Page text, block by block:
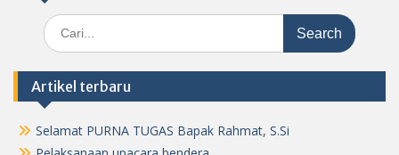
Search
for:
Artikel terbaru
Selamat PURNA TUGAS Bapak Rahmat, S.Si